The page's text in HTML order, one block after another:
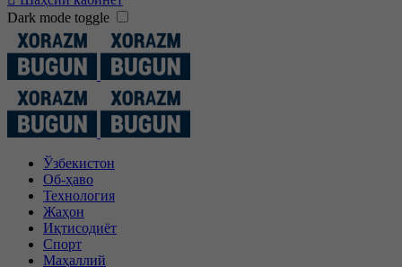
Dark mode toggle
Ўзбекистон
Об-ҳаво
Технология
Жаҳон
Иқтисодиёт
Спорт
Маҳаллий